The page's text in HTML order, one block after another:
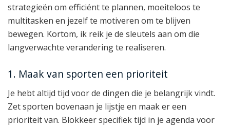
strategieën om efficiënt te plannen, moeiteloos te
multitasken en jezelf te motiveren om te blijven
bewegen. Kortom, ik reik je de sleutels aan om die
langverwachte verandering te realiseren.
1. Maak van sporten een prioriteit
Je hebt altijd tijd voor de dingen die je belangrijk vindt.
Zet sporten bovenaan je lijstje en maak er een
prioriteit van. Blokkeer specifiek tijd in je agenda voor